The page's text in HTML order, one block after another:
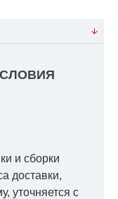
и сборки
доставки,
уточняется с